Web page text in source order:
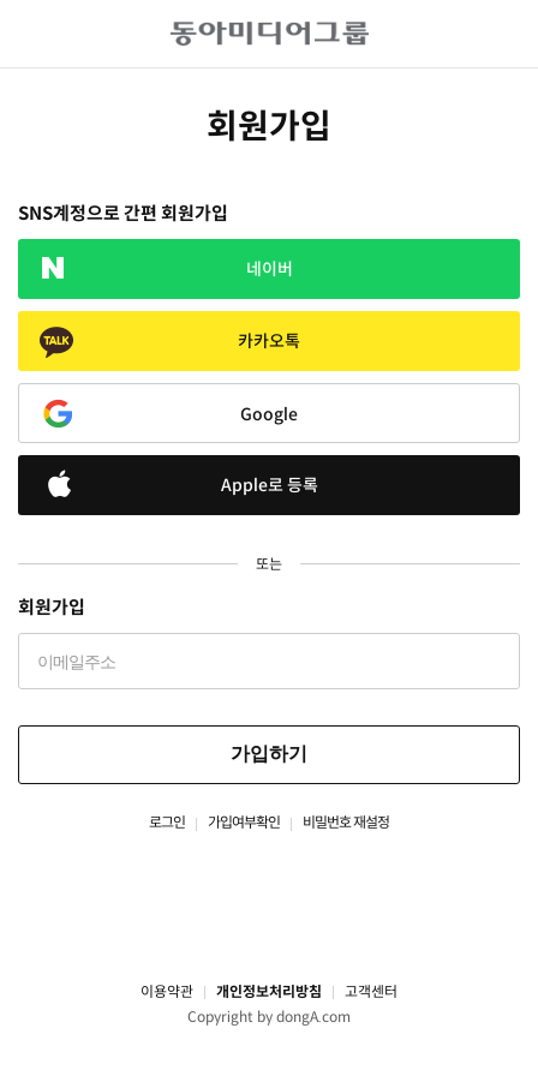
회원가입
SNS계정으로 간편 회원가입
네이버
카카오톡
Google
Apple로 등록
또는
회원가입
가입하기
로그인 가입여부확인 비밀번호 재설정
이용약관 개인정보처리방침
고객센터
Copyright by dongA.com